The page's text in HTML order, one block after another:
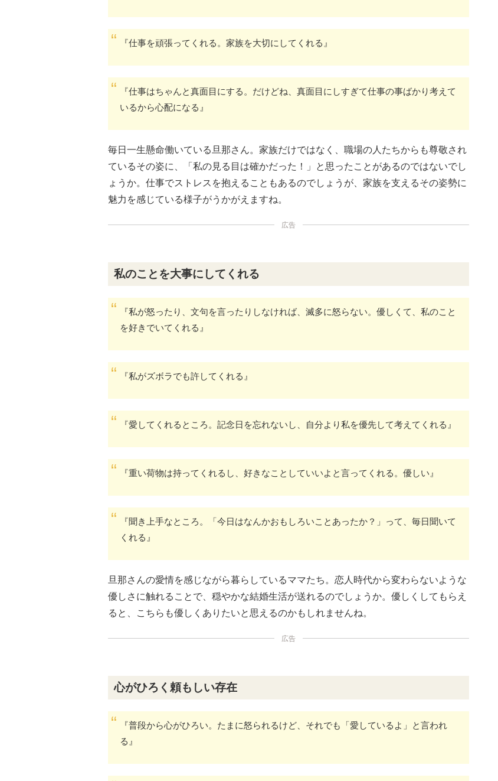
『仕事を頑張ってくれる。家族を大切にしてくれる』
『仕事はちゃんと真面目にする。だけどね、真面目にしすぎて仕事の事ばかり考えて
いるから心配になる』
毎日一生懸命働いている旦那さん。家族だけではなく、職場の人たちからも尊敬され
ているその姿に、「私の見る目は確かだった！」と思ったことがあるのではないでし
ょうか。仕事でストレスを抱えることもあるのでしょうが、家族を支えるその姿勢に
魅力を感じている様子がうかがえますね。
広告
私のことを大事にしてくれる
『私が怒ったり、文句を言ったりしなければ、滅多に怒らない。優しくて、私のこと
を好きでいてくれる』
『私がズボラでも許してくれる』
『愛してくれるところ。記念日を忘れないし、自分より私を優先して考えてくれる』
『重い荷物は持ってくれるし、好きなことしていいよと言ってくれる。優しい』
『聞き上手なところ。「今日はなんかおもしろいことあったか？」って、毎日聞いて
くれる』
旦那さんの愛情を感じながら暮らしているママたち。恋人時代から変わらないような
優しさに触れることで、穏やかな結婚生活が送れるのでしょうか。優しくしてもらえ
ると、こちらも優しくありたいと思えるのかもしれませんね。
広告
心がひろく頼もしい存在
『普段から心がひろい。たまに怒られるけど、それでも「愛しているよ」と言われ
る』